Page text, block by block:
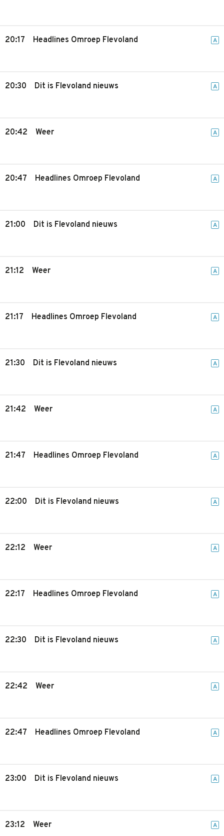
20:17 Headlines Omroep Flevoland A
20:30 Dit is Flevoland nieuws A
20:42 Weer A
20:47 Headlines Omroep Flevoland A
21:00 Dit is Flevoland nieuws A
21:12 Weer A
21:17 Headlines Omroep Flevoland A
21:30 Dit is Flevoland nieuws A
21:42 Weer A
21:47 Headlines Omroep Flevoland A
22:00 Dit is Flevoland nieuws A
22:12 Weer A
22:17 Headlines Omroep Flevoland A
22:30 Dit is Flevoland nieuws A
22:42 Weer A
22:47 Headlines Omroep Flevoland A
23:00 Dit is Flevoland nieuws A
23:12 Weer A